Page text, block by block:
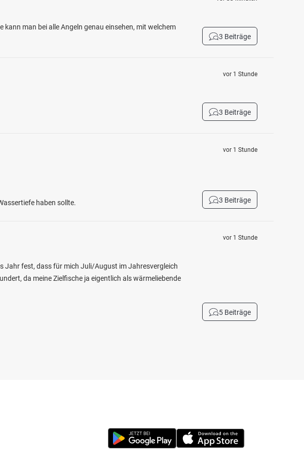
kann man bei alle Angeln genau einsehen, mit welchem
3 Beiträge
vor 1 Stunde
3 Beiträge
haben sollte.
vor 1 Stunde
3 Beiträge
Jahr fest, dass für mich Juli/August im Jahresvergleich
da meine Zielfische ja eigentlich als wärmeliebende
vor 1 Stunde
5 Beiträge